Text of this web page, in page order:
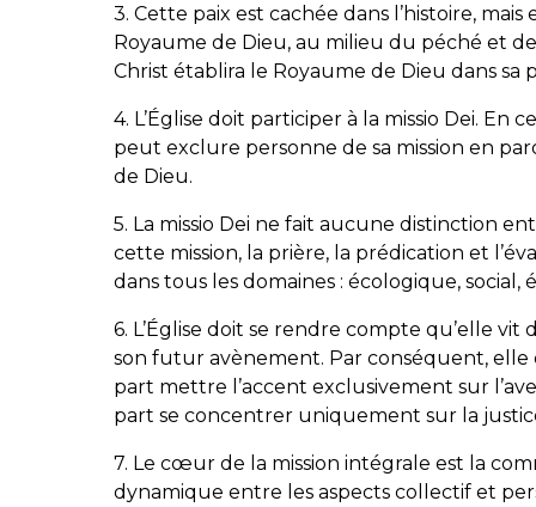
3. Cette paix est cachée dans l’histoire,
Royaume de Dieu, au milieu du péché et
Christ établira le Royaume de Dieu dans sa
4. L’Église doit participer à la missio Dei. En
peut exclure personne de sa mission en
de Dieu.
5. La missio Dei ne fait aucune distinction
cette mission, la prière, la prédication et
dans tous les domaines : écologique,
6. L’Église doit se rendre compte qu’elle
son futur avènement. Par conséquent,
part mettre l’accent exclusivement sur
part se concentrer uniquement sur la
7. Le cœur de la mission intégrale est la
dynamique entre les aspects collectif et